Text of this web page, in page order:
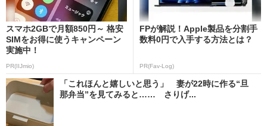
スマホ2GBで月額850円～ 格安
SIMをお得に使うキャンペーン
実施中！
PR(IIJmio)
FPが解説！Apple製品を分割手
数料0円で入手する方法とは？
PR(Fav-Log)
「これほんと嬉しいと思う」 妻が22時に作る“旦
那弁当”を見てみると…… さりげ...